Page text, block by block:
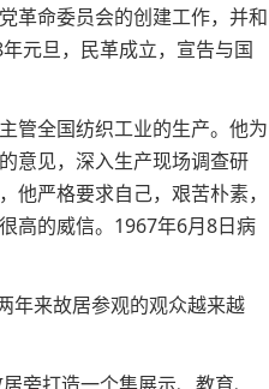
革命委员会的创建工作，并和
元旦，民革成立，宣告与国
管全国纺织工业的生产。他为
意见，深入生产现场调查研
严格要求自己，艰苦朴素，
高的威信。1967年6月8日病
年来故居参观的观众越来越